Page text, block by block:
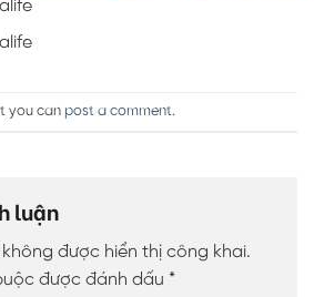
you can post a comment.
luận
không được hiển thị công khai.
được đánh dấu *